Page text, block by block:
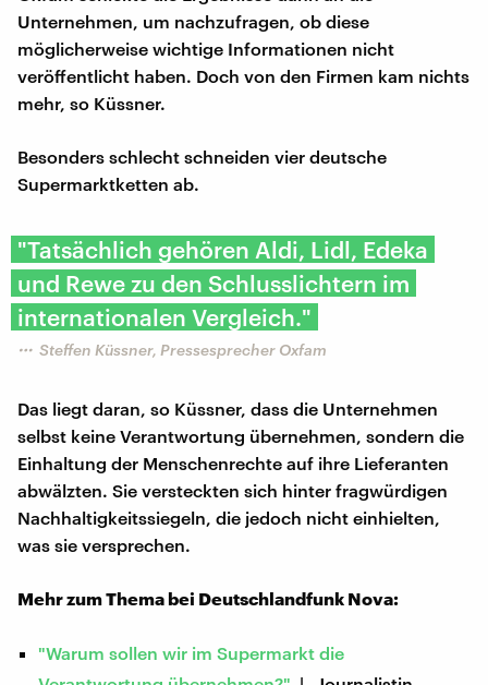
Unternehmen, um nachzufragen, ob diese
möglicherweise wichtige Informationen nicht
veröffentlicht haben. Doch von den Firmen kam nichts
mehr, so Küssner.
Besonders schlecht schneiden vier deutsche
Supermarktketten ab.
"Tatsächlich gehören Aldi, Lidl, Edeka
und Rewe zu den Schlusslichtern im
internationalen Vergleich."
Steffen Küssner, Pressesprecher Oxfam
Das liegt daran, so Küssner, dass die Unternehmen
selbst keine Verantwortung übernehmen, sondern die
Einhaltung der Menschenrechte auf ihre Lieferanten
abwälzten. Sie versteckten sich hinter fragwürdigen
Nachhaltigkeitssiegeln, die jedoch nicht einhielten,
was sie versprechen.
Mehr zum Thema bei Deutschlandfunk Nova:
"Warum sollen wir im Supermarkt die